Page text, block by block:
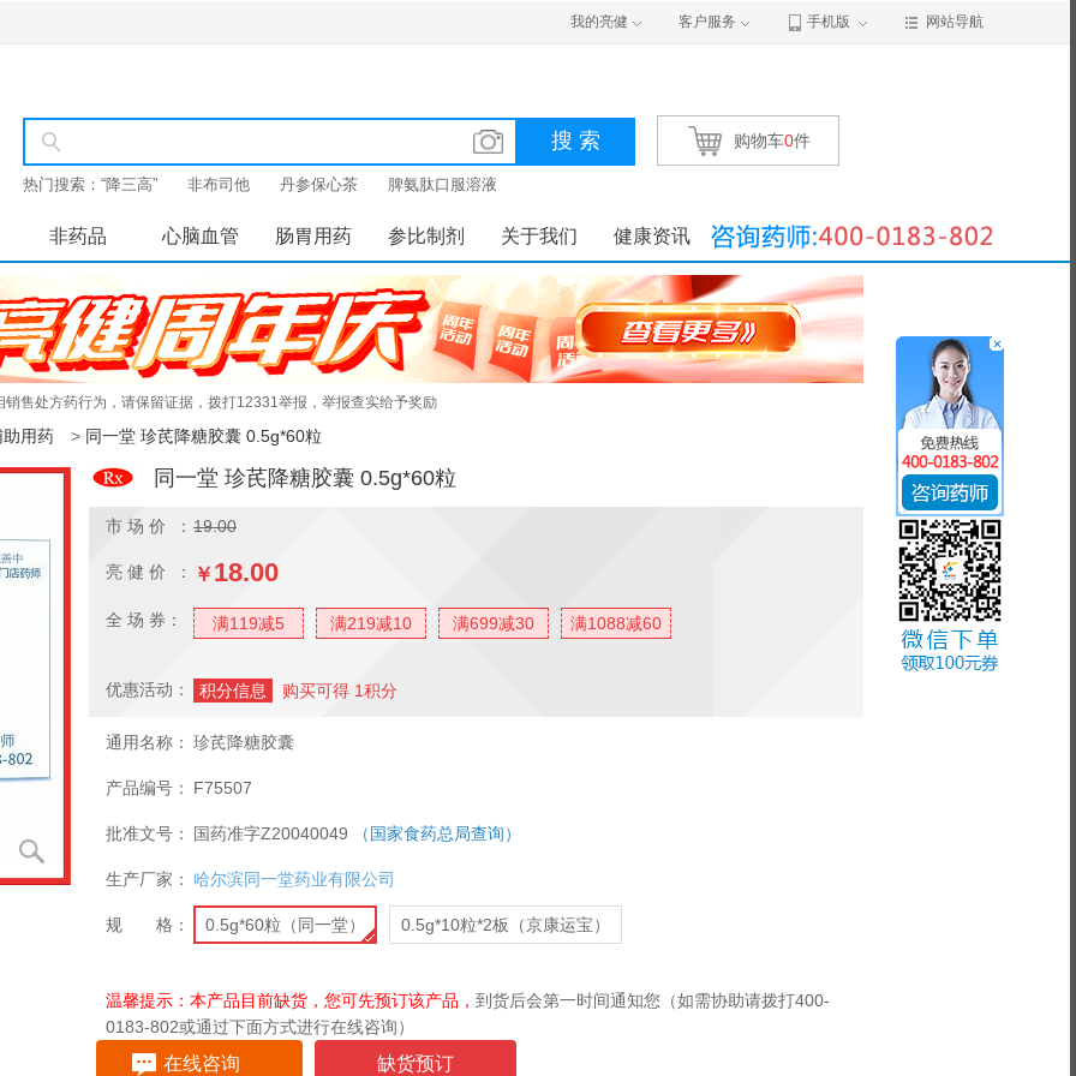
网站导航
手机版
客户服务
我的亮健
搜 索
热门搜索： “降三高” 非布司他 丹参保心茶 脾氨肽口服溶液
购物车0件
非药品 心脑血管 肠胃用药 参比制剂 关于我们 健康资讯
售处方药行为，请保留证据，拨打12331举报，举报查实给予奖励
用药 > 同一堂 珍芪降糖胶囊 0.5g*60粒
同一堂 珍芪降糖胶囊 0.5g*60粒
市 场 价 ： 19.00
亮 健 价 ： ￥ 18.00
全 场 券： 满119减5 满219减10 满699减30 满1088减60
优惠活动： 积分信息 购买可得 1积分
通用名称： 珍芪降糖胶囊
产品编号： F75507
批准文号： 国药准字Z20040049 （国家食药总局查询）
生产厂家： 哈尔滨同一堂药业有限公司
规 格： 0.5g*60粒（同一堂） 0.5g*10粒*2板（京康运宝）
温馨提示：本产品目前缺货，您可先预订该产品， 到货后会第一时间通知您（如需协助请拨打400-
0183-802或通过下面方式进行在线咨询）
在线咨询 缺货预订